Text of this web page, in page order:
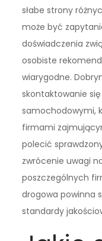
słabe strony
może być
doświadczenia
osobiste
wiarygodne.
skontaktowanie
samochodowymi,
firmami
polecić
zwrócenie uwagi
poszczególnych
drogowa powinna
standardy